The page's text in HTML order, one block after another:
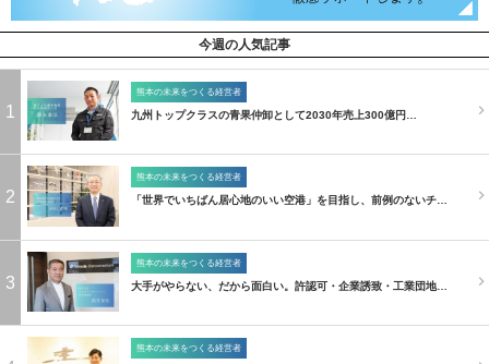
今週の人気記事
1
熊本の未来をつくる経営者
九州トップクラスの青果仲卸として2030年売上300億円…
2
熊本の未来をつくる経営者
「世界でいちばん居心地のいい空港」を目指し、前例のないチ…
3
熊本の未来をつくる経営者
大手がやらない、だから面白い。許認可・企業誘致・工業団地…
熊本の未来をつくる経営者